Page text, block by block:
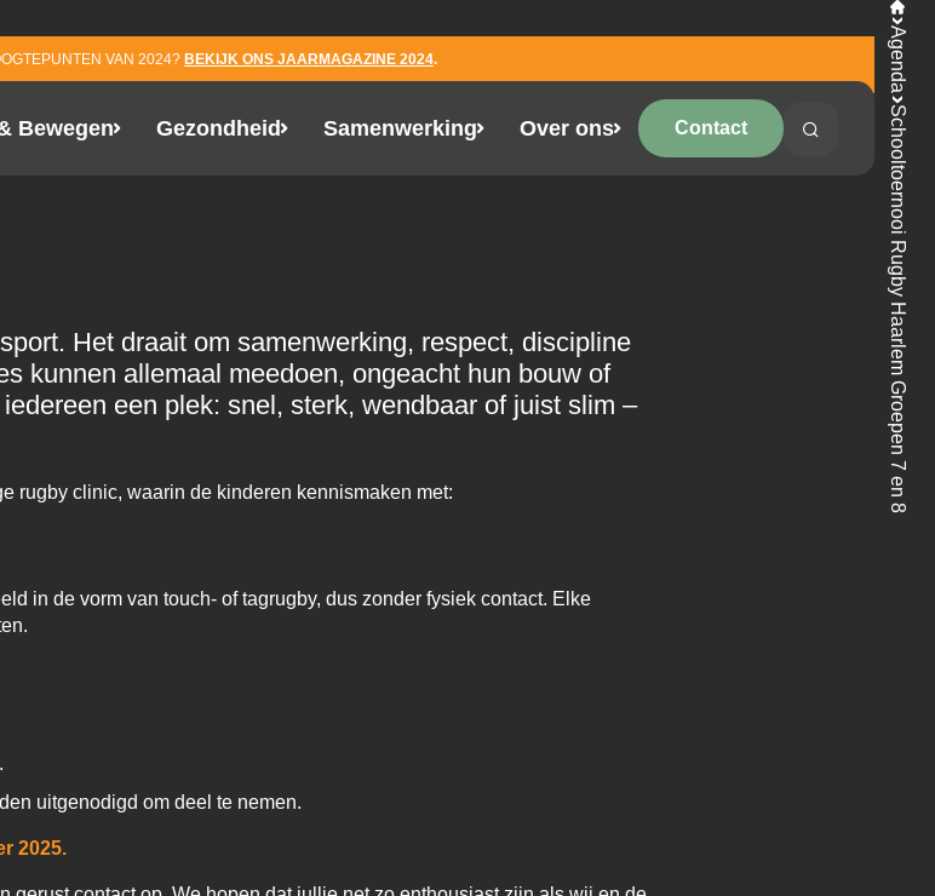
VAN 2024? BEKIJK ONS JAARMAGAZINE 2024.
Bewegen Gezondheid Samenwerking Over ons Contact
Search on the
Search
Agenda
Schooltoernooi Rugby Haarlem Groepen 7 en 8
HAARLEM GROEPEN 7
Het draait om samenwerking, respect, discipline
kunnen allemaal meedoen, ongeacht hun bouw of
een plek: snel, sterk, wendbaar of juist slim –
rugby clinic, waarin de kinderen kennismaken met:
in de vorm van touch- of tagrugby, dus zonder fysiek contact. Elke
uitgenodigd om deel te nemen.
2025.